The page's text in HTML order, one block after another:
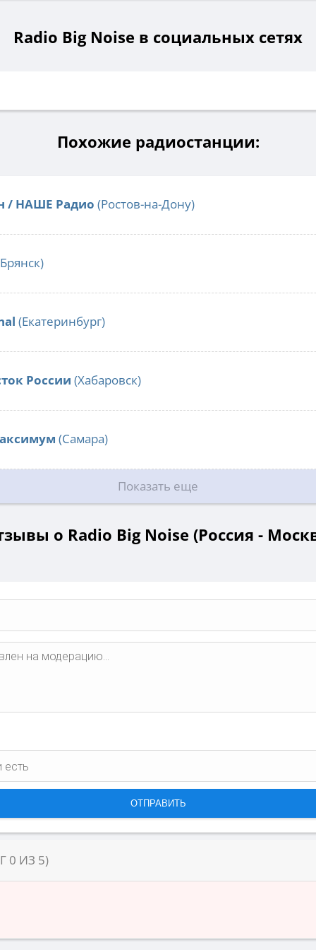
Radio Big Noise в социальных сетях
Похожие радиостанции:
/ НАШЕ Радио (Ростов-на-Дону)
(Екатеринбург)
России (Хабаровск)
(Самара)
Показать еще
о Radio Big Noise (Россия -
0 ИЗ 5)